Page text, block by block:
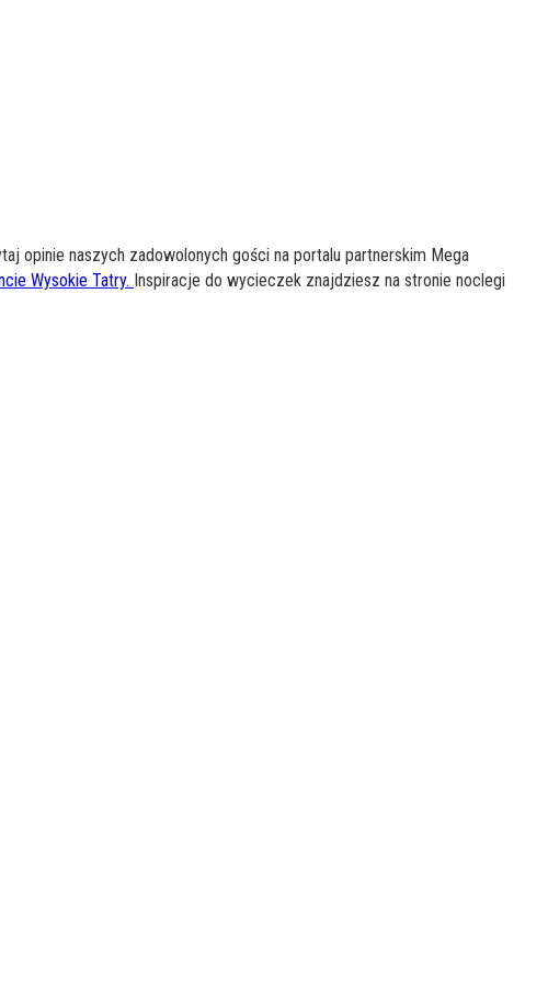
opinie naszych zadowolonych gości na portalu partnerskim Mega
Wysokie Tatry. Inspiracje do wycieczek znajdziesz na stronie noclegi